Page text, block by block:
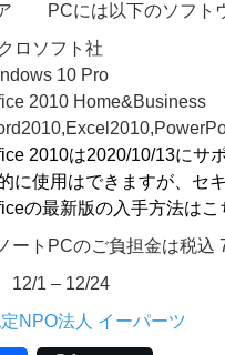
PCには以下のソフトウ
ロソフト社
10 Pro
2010 Home&Business
2010は2020/10/13にサ
に使用はできますが、セ
の最新版の入手方法はこ
PCのご負担金は税込
1 – 12/24
NPO法人 イーパーツ